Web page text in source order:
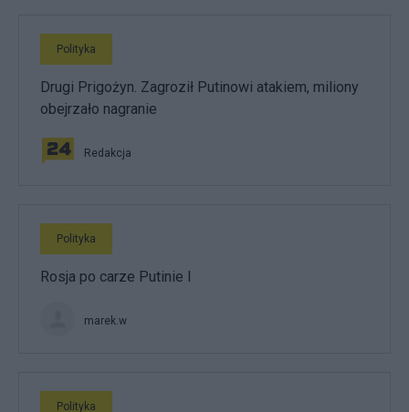
Polityka
Drugi Prigożyn. Zagroził Putinowi atakiem, miliony
obejrzało nagranie
Redakcja
Polityka
Rosja po carze Putinie I
marek.w
Polityka